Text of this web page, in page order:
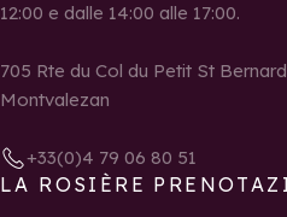
12:00 e dalle 14:00 alle 17:00.
705 Rte du Col du Petit St
Montvalezan
+33(0)4 79 06 80 51
LA ROSIÈRE